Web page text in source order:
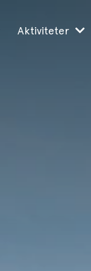
Aktiviteter